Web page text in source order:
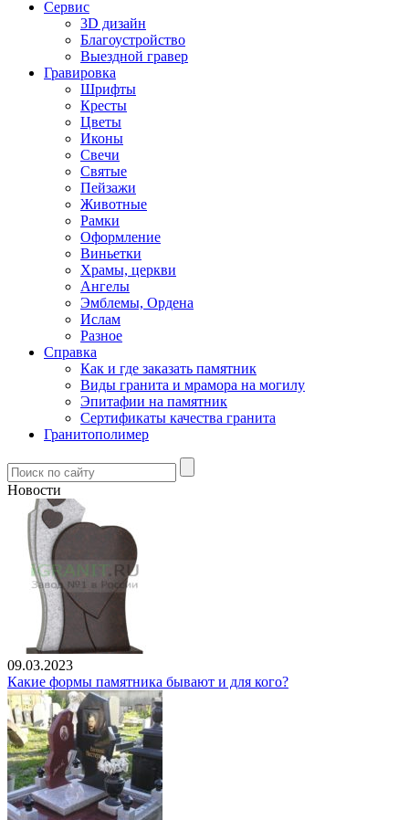
Сервис
3D дизайн
Благоустройство
Выездной гравер
Гравировка
Шрифты
Кресты
Цветы
Иконы
Свечи
Святые
Пейзажи
Животные
Рамки
Оформление
Виньетки
Храмы, церкви
Ангелы
Эмблемы, Ордена
Ислам
Разное
Справка
Как и где заказать памятник
Виды гранита и мрамора на могилу
Эпитафии на памятник
Сертификаты качества гранита
Гранитополимер
Новости
09.03.2023
Какие формы памятника бывают и для кого?